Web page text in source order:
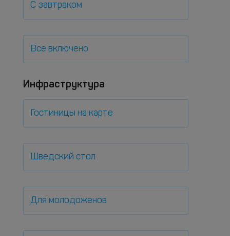
С завтраком
Все включено
Инфраструктура
Гостиницы на карте
Шведский стол
Для молодоженов